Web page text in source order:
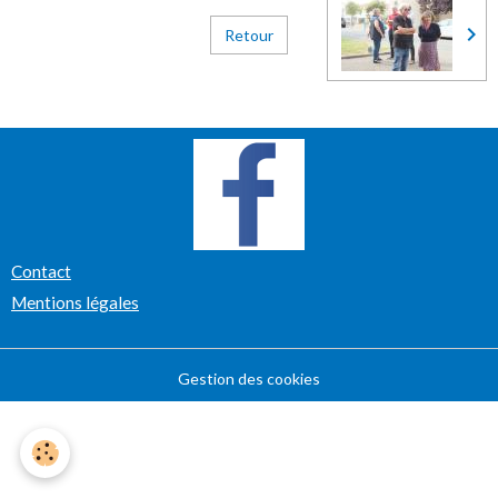
Retour
Contact
Mentions légales
Gestion des cookies